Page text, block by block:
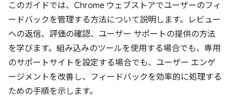
このガイドでは、Chrome ウェブストアでユーザーのフィ
ードバックを管理する方法について説明します。レビュー
への返信、評価の確認、ユーザー サポートの提供の方法
を学びます。組み込みのツールを使用する場合でも、専用
のサポートサイトを設定する場合でも、ユーザー エンゲ
ージメントを改善し、フィードバックを効率的に処理する
ための手順を示します。